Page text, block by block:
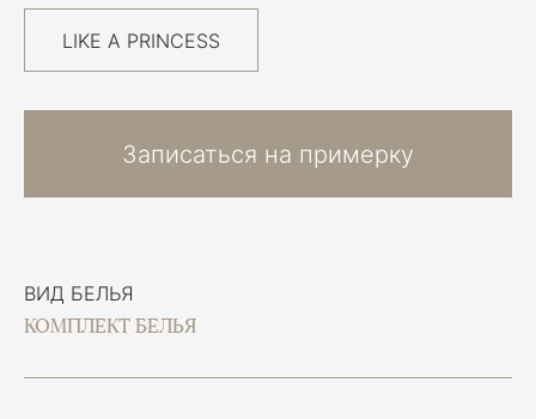
ВИД БЕЛЬЯ
КОМПЛЕКТ БЕЛЬЯ
LIKE A PRINCESS
Записаться на примерку